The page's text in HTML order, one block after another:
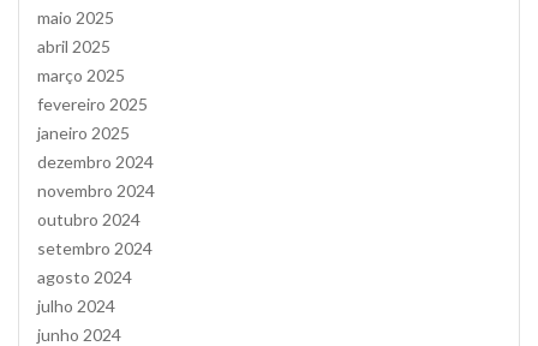
maio 2025
abril 2025
março 2025
fevereiro 2025
janeiro 2025
dezembro 2024
novembro 2024
outubro 2024
setembro 2024
agosto 2024
julho 2024
junho 2024